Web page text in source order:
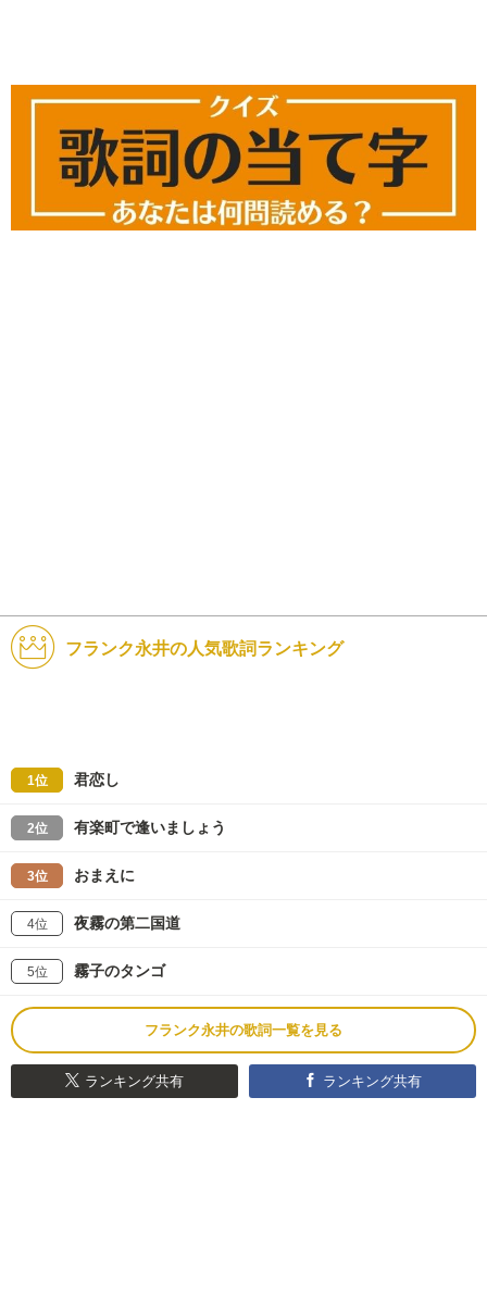
フランク永井の人気歌詞ランキング
1位 君恋し
2位 有楽町で逢いましょう
3位 おまえに
4位 夜霧の第二国道
5位 霧子のタンゴ
フランク永井の歌詞一覧を見る
ランキング共有 ランキング共有